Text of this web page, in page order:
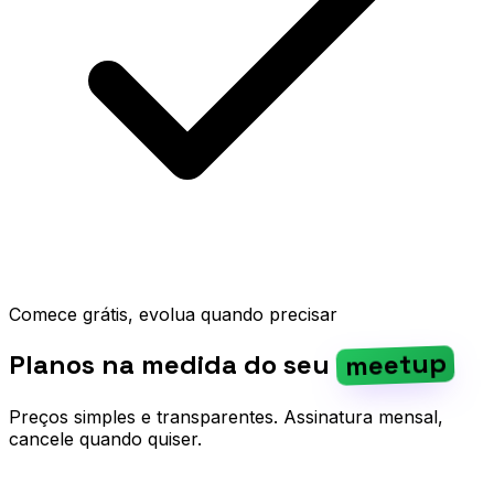
Comece grátis, evolua quando precisar
Planos na medida do seu evento
Preços simples e transparentes. Assinatura mensal,
cancele quando quiser.